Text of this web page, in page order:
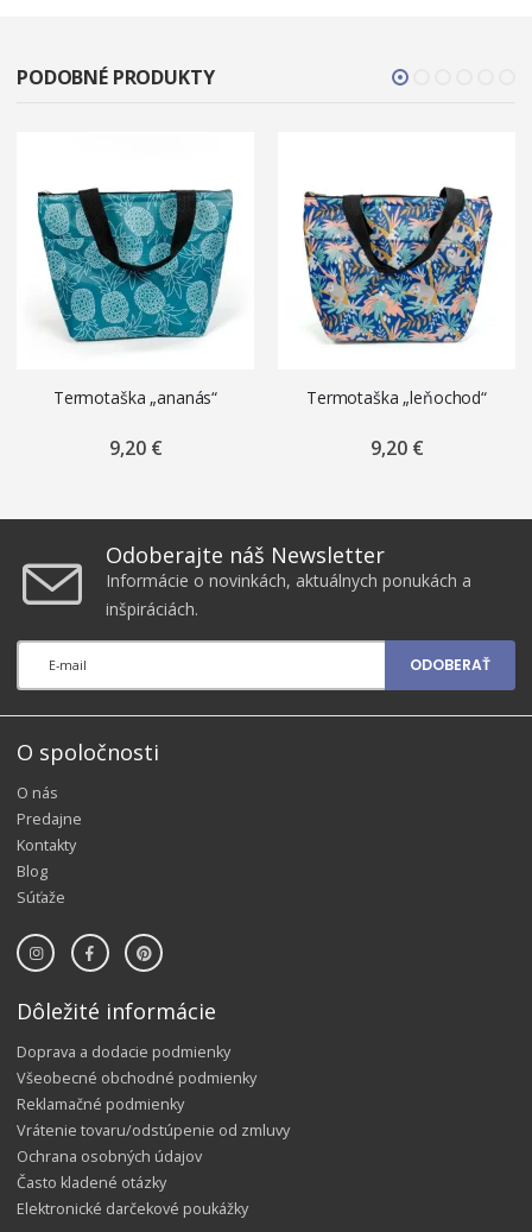
PODOBNÉ PRODUKTY
Termotaška „ananás“
9,20 €
Termotaška „leňochod“
9,20 €
Odoberajte náš Newsletter
Informácie o novinkách, aktuálnych ponukách a
inšpiráciách.
ODOBERAŤ
O spoločnosti
O nás
Predajne
Kontakty
Blog
Súťaže
Dôležité informácie
Doprava a dodacie podmienky
Všeobecné obchodné podmienky
Reklamačné podmienky
Vrátenie tovaru/odstúpenie od zmluvy
Ochrana osobných údajov
Často kladené otázky
Elektronické darčekové poukážky